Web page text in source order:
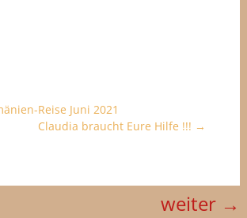
Reise Juni 2021
Claudia braucht Eure Hilfe !!! →
weiter →